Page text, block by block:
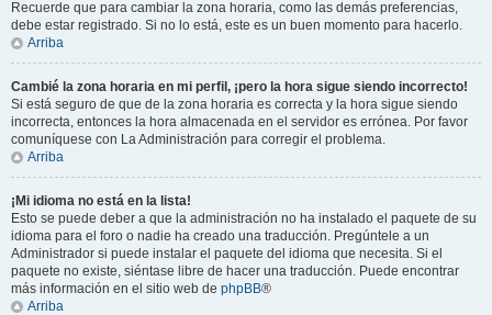
Recuerde que para cambiar la zona horaria, como las demás preferencias,
debe estar registrado. Si no lo está, este es un buen momento para hacerlo.
Arriba
Cambié la zona horaria en mi perfil, ¡pero la hora sigue siendo incorrecto!
Si está seguro de que de la zona horaria es correcta y la hora sigue siendo
incorrecta, entonces la hora almacenada en el servidor es errónea. Por favor
comuníquese con La Administración para corregir el problema.
Arriba
¡Mi idioma no está en la lista!
Esto se puede deber a que la administración no ha instalado el paquete de su
idioma para el foro o nadie ha creado una traducción. Pregúntele a un
Administrador si puede instalar el paquete del idioma que necesita. Si el
paquete no existe, siéntase libre de hacer una traducción. Puede encontrar
más información en el sitio web de phpBB®
Arriba